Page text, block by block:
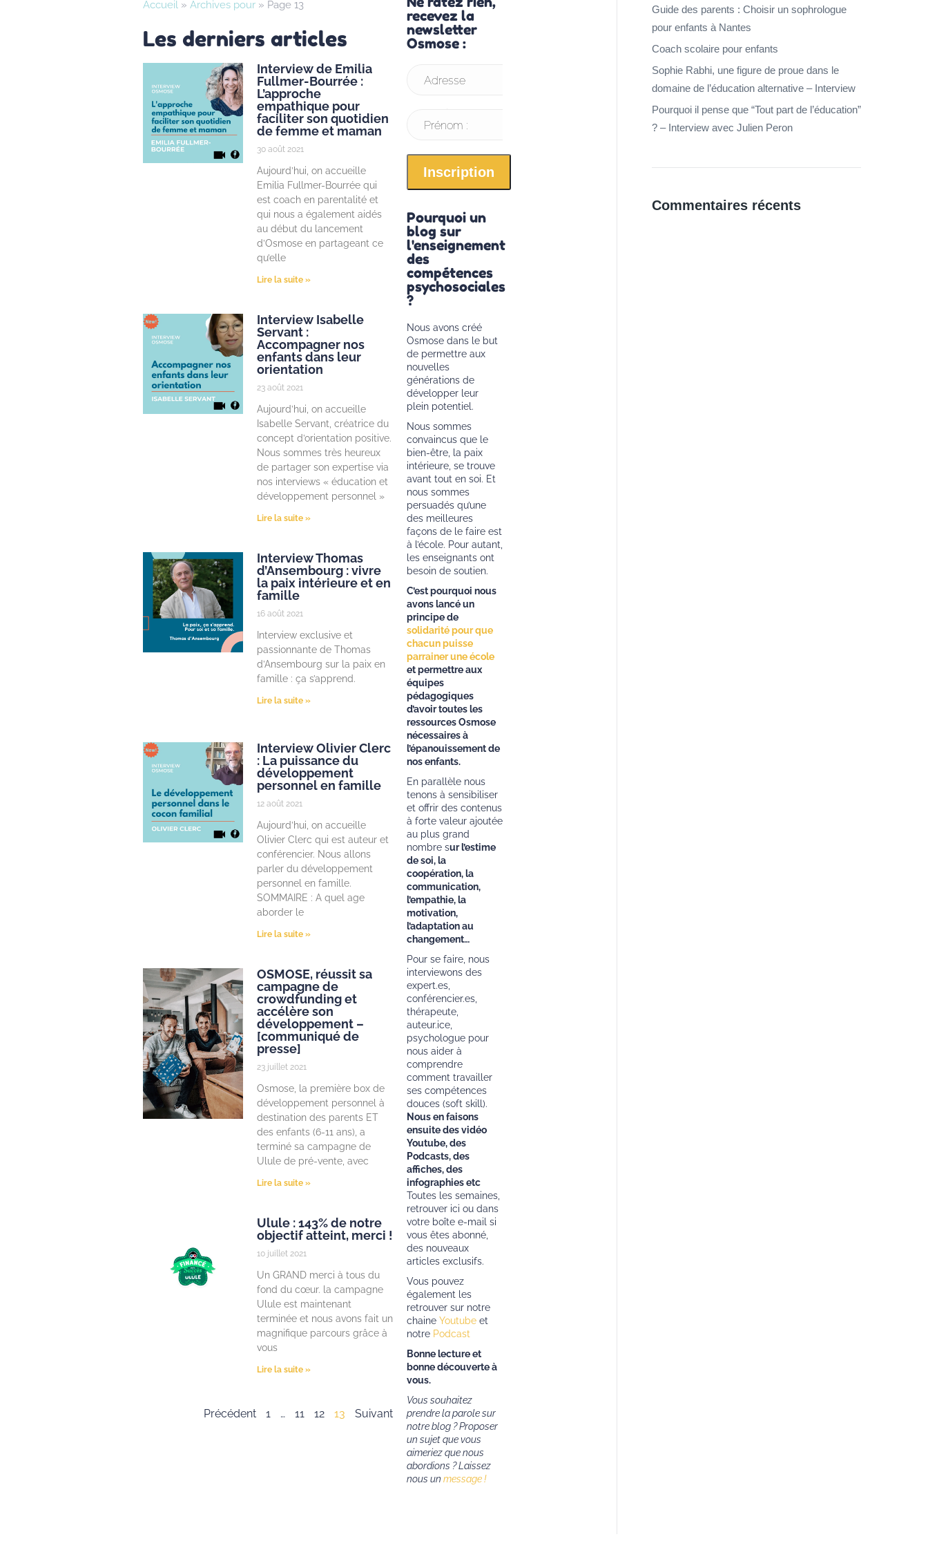
Accueil » Archives pour » Page 13
Les derniers articles
Interview de Emilia
Fullmer-Bourrée :
L’approche
empathique pour
faciliter son quotidien
de femme et maman
30 août 2021
Aujourd’hui, on accueille
Emilia Fullmer-Bourrée qui
est coach en parentalité et
qui nous a également aidés
au début du lancement
d’Osmose en partageant ce
qu’elle
Lire la suite »
Interview Isabelle
Servant :
Accompagner nos
enfants dans leur
orientation
23 août 2021
Aujourd’hui, on accueille
Isabelle Servant, créatrice du
concept d’orientation positive.
Nous sommes très heureux
de partager son expertise via
nos interviews « éducation et
développement personnel »
Lire la suite »
Interview Thomas
d’Ansembourg : vivre
la paix intérieure et en
famille
16 août 2021
Interview exclusive et
passionnante de Thomas
d’Ansembourg sur la paix en
famille : ça s’apprend.
Lire la suite »
Interview Olivier Clerc
: La puissance du
développement
personnel en famille
12 août 2021
Aujourd’hui, on accueille
Olivier Clerc qui est auteur et
conférencier. Nous allons
parler du développement
personnel en famille.
SOMMAIRE : A quel age
aborder le
Lire la suite »
OSMOSE, réussit sa
campagne de
crowdfunding et
accélère son
développement –
[communiqué de
presse]
23 juillet 2021
Osmose, la première box de
développement personnel à
destination des parents ET
des enfants (6-11 ans), a
terminé sa campagne de
Ulule de pré-vente, avec
Lire la suite »
Ulule : 143% de notre
objectif atteint, merci !
10 juillet 2021
Un GRAND merci à tous du
fond du cœur. la campagne
Ulule est maintenant
terminée et nous avons fait un
magnifique parcours grâce à
vous
Lire la suite »
Précédent 1 … 11 12 13 Suivant
recevez la
newsletter
Osmose :
Adresse
Prénom :
Pourquoi un
blog sur
l'enseignement
des
compétences
psychosociales
?
Nous avons créé
Osmose dans le but
de permettre aux
nouvelles
générations de
développer leur
plein potentiel.
Nous sommes
convaincus que le
bien-être, la paix
intérieure, se trouve
avant tout en soi. Et
nous sommes
persuadés qu’une
des meilleures
façons de le faire est
à l’école. Pour autant,
les enseignants ont
besoin de soutien.
C’est pourquoi nous
avons lancé un
principe de
solidarité pour que
chacun puisse
parrainer une école
et permettre aux
équipes
pédagogiques
d’avoir toutes les
ressources Osmose
nécessaires à
l’épanouissement de
nos enfants.
En parallèle nous
tenons à sensibiliser
et offrir des contenus
à forte valeur ajoutée
au plus grand
nombre sur l’estime
de soi, la
coopération, la
communication,
l’empathie, la
motivation,
l’adaptation au
changement…
Pour se faire, nous
interviewons des
expert.es,
conférencier.es,
thérapeute,
auteur.ice,
psychologue pour
nous aider à
comprendre
comment travailler
ses compétences
douces (soft skill).
Nous en faisons
ensuite des vidéo
Youtube, des
Podcasts, des
affiches, des
infographies etc
Toutes les semaines,
retrouver ici ou dans
votre boîte e-mail si
vous êtes abonné,
des nouveaux
articles exclusifs.
Vous pouvez
également les
retrouver sur notre
chaineYoutube et
notre Podcast
Bonne lecture et
bonne découverte à
vous.
Vous souhaitez
prendre la parole sur
notre blog ? Proposer
un sujet que vous
aimeriez que nous
abordions ?Laissez
nous unmessage !
Guide des parents : Choisir un sophrologue
pour enfants à Nantes
Coach scolaire pour enfants
Sophie Rabhi, une figure de proue dans le
domaine de l’éducation alternative – Interview
Pourquoi il pense que “Tout part de l’éducation”
? – Interview avec Julien Peron
Commentaires récents